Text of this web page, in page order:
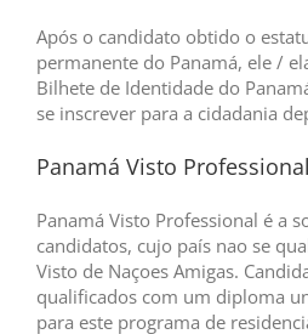
Após o candidato obtido o
permanente do Panamá, ele /
Bilhete de Identidade do
se inscrever para a cidadania
Panamá Visto Professional
Panamá Visto Professional é a
candidatos, cujo país nao se
Visto de Naçoes Amigas.
qualificados com um diploma
para este programa de